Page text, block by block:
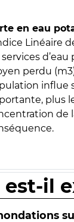
en eau
Linéaire
services
perdu
influe
plus
de
il